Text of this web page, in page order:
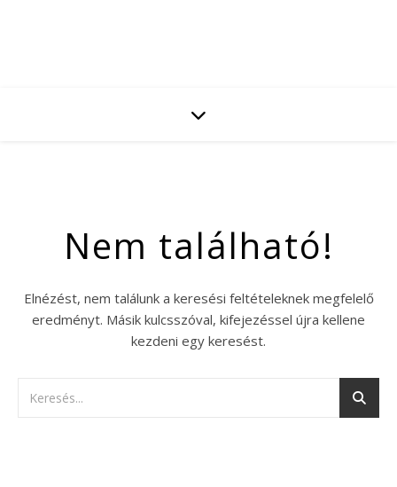
Nem található!
Elnézést, nem találunk a keresési feltételeknek megfelelő
eredményt. Másik kulcsszóval, kifejezéssel újra kellene
kezdeni egy keresést.